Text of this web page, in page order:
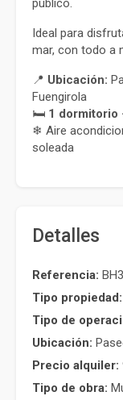
público.
Ideal para
mar, con todo a
📍 Ubicación:
Fuengirola
🛏 1 dormitorio
❄ Aire
soleada
Detalles
Referencia:
Tipo propiedad:
Tipo de
Ubicación:
Precio alquiler:
Tipo de obra: